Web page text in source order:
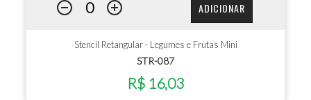
ADICIONAR
Stencil Retangular - Legumes e Frutas Mini
STR-087
R$ 16,03